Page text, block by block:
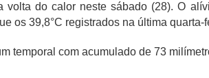
do calor neste sábado (28). O
os 39,8°C registrados na última
temporal com acumulado de 73